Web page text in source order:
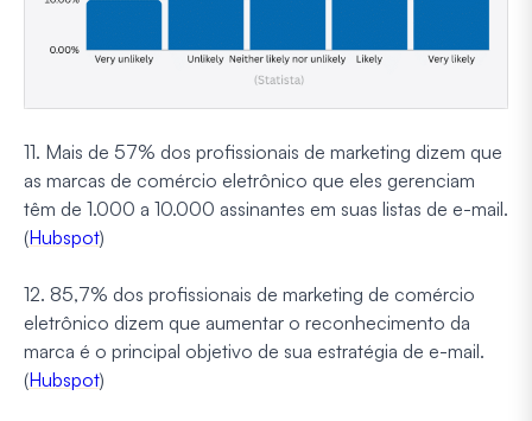
11. Mais de 57% dos profissionais de marketing dizem que
as marcas de comércio eletrônico que eles gerenciam
têm de 1.000 a 10.000 assinantes em suas listas de e-mail.
(Hubspot)
12. 85,7% dos profissionais de marketing de comércio
eletrônico dizem que aumentar o reconhecimento da
marca é o principal objetivo de sua estratégia de e-mail.
(Hubspot)